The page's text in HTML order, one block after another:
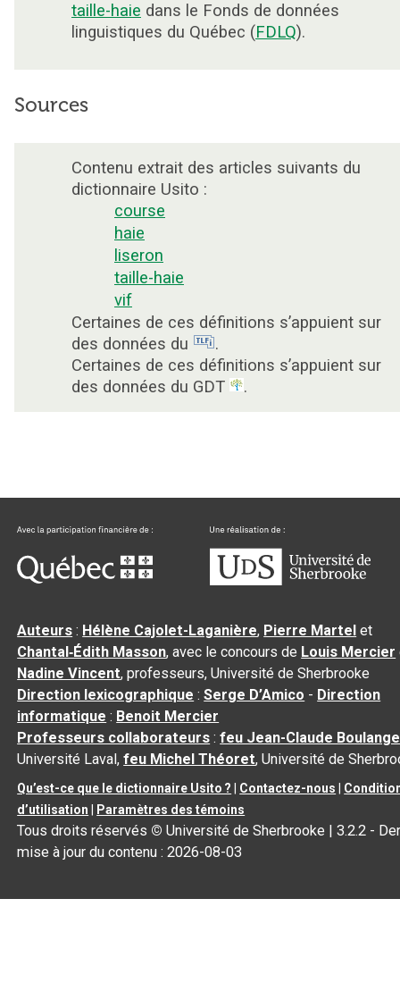
taille-haie dans le Fonds de données
linguistiques du Québec (FDLQ).
Sources
Contenu extrait des articles suivants du
dictionnaire Usito :
course
haie
liseron
taille-haie
vif
Certaines de ces définitions s’appuient sur
des données du
.
Certaines de ces définitions s’appuient sur
des données du GDT
.
Auteurs : Hélène Cajolet-Laganière, Pierre Martel et
Chantal‑Édith Masson, avec le concours de Louis Mercier
Nadine Vincent, professeurs, Université de Sherbrooke
Direction lexicographique :Serge D’Amico - Direction
informatique : Benoit Mercier
Professeurs collaborateurs :feu Jean-Claude
Université Laval,feu Michel Théoret, Université de
Qu’est-ce que le dictionnaire Usito ? Contactez-nous
d’utilisation
Paramètres des témoins
Tous droits réservés © Université de Sherbrooke |3.2.2 -
mise à jour du contenu :2026-08-03